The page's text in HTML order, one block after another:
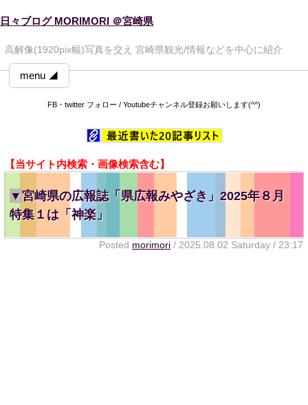
日々ブログ MORIMORI ＠宮崎県
高解像(1920pix幅)写真を交え 宮崎県観光/情報などを中心に紹介
menu ◢
FB・twitter フォロー / Youtubeチャンネル登録お願いします(^^)
【当サイト内検索・画像検索含む】
▼宮崎県の広報誌「県広報みやざき」2025年８月
特集１は「神楽」
Posted morimori / 2025.08.02 Saturday / 23:17